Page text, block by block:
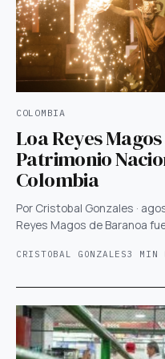
COLOMBIA
Loa Reyes
Patrimonio
Colombia
Por Cristobal Gonzales ·
Reyes Magos de Baranoa
CRISTOBAL GONZALES3 MIN